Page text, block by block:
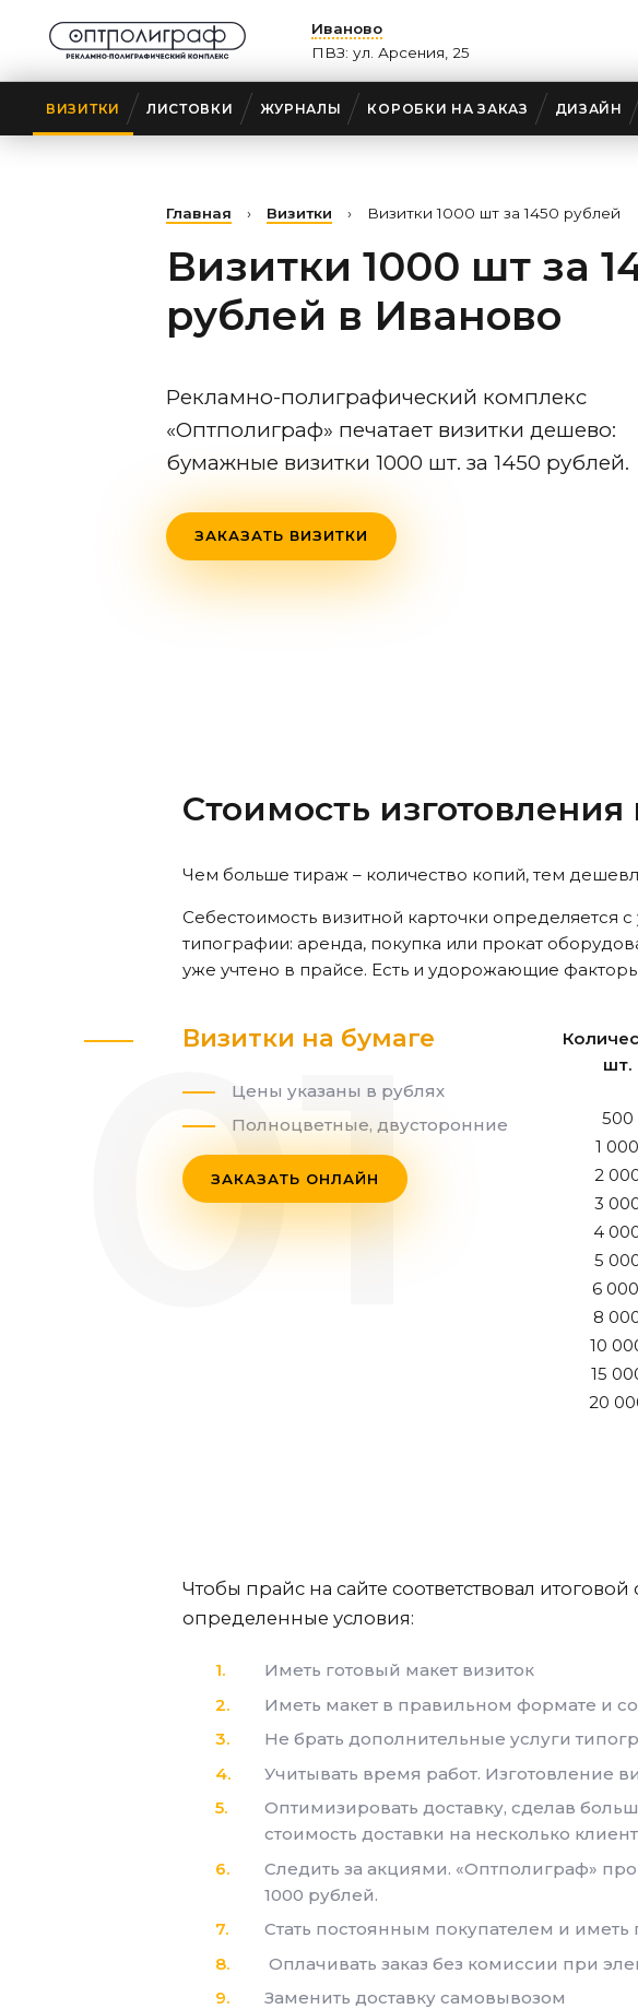
Иваново
ПВЗ: ул. Арсения, 25
ВИЗИТКИ ЛИСТОВКИ ЖУРНАЛЫ КОРОБКИ НА ЗАКАЗ ДИЗАЙН
Главная › Визитки › Визитки 1000 шт за 1450 рублей
Визитки 1000 шт за
рублей в Иваново
Рекламно-полиграфический комплекс
«Оптполиграф» печатает визитки дешево:
бумажные визитки 1000 шт. за 1450 рублей.
ЗАКАЗАТЬ ВИЗИТКИ
Стоимость изготовления
Чем больше тираж – количество копий, тем
Себестоимость визитной карточки
типографии: аренда, покупка или прокат
уже учтено в прайсе. Есть и удорожающие
Визитки на бумаге
Цены указаны в рублях
Полноцветные, двусторонние
ЗАКАЗАТЬ ОНЛАЙН
шт.
500
1 000
2
3
4
5
6 000
8
10
15
20
Чтобы прайс на сайте соответствовал
определенные условия:
Иметь готовый макет визиток
Иметь макет в правильном формате и
Не брать дополнительные услуги
Учитывать время работ. Изготовление
Оптимизировать доставку, сделав
стоимость доставки на несколько
Следить за акциями. «Оптполиграф»
1000 рублей.
Стать постоянным покупателем и иметь
Оплачивать заказ без комиссии при
Заменить доставку самовывозом